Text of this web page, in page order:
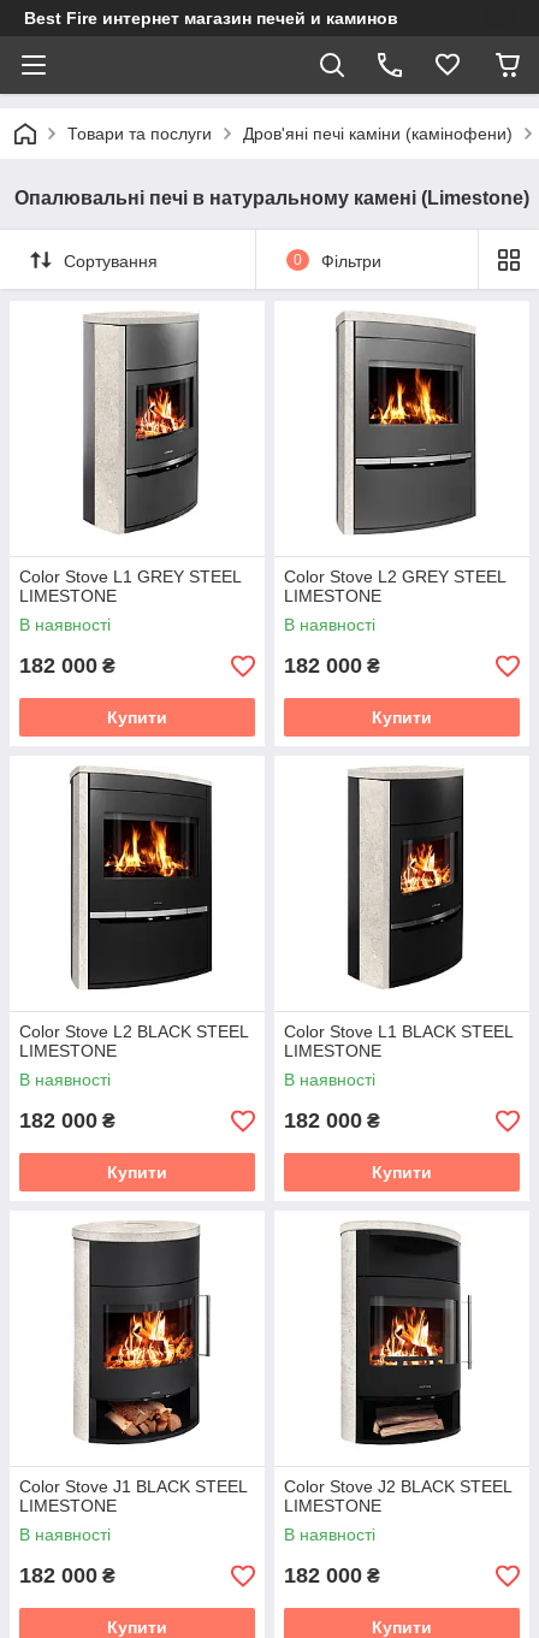
Best Fire интернет магазин печей и каминов
Товари та послуги Дров'яні печі каміни (камінофени)
Опалювальні печі в натуральному камені (Limestone)
Сортування 0 Фільтри
Color Stove L1 GREY STEEL
LIMESTONE
В наявності
182 000 ₴
Купити
Color Stove L2 GREY STEEL
LIMESTONE
В наявності
182 000 ₴
Купити
Color Stove L2 BLACK STEEL
LIMESTONE
В наявності
182 000 ₴
Купити
Color Stove L1 BLACK STEEL
LIMESTONE
В наявності
182 000 ₴
Купити
Color Stove J1 BLACK STEEL
LIMESTONE
В наявності
182 000 ₴
Купити
Color Stove J2 BLACK STEEL
LIMESTONE
В наявності
182 000 ₴
Купити